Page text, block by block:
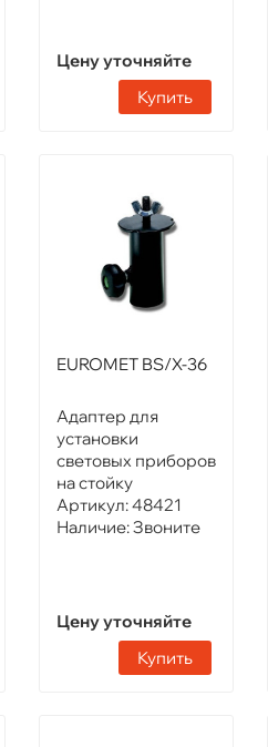
Цену уточняйте
Купить
EUROMET BS/X-36
Адаптер для
установки
световых приборов
на стойку
Артикул:48421
Наличие:Звоните
Цену уточняйте
Купить